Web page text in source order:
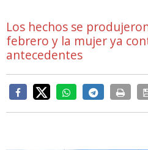
Los hechos se
febrero y la mujer ya
antecedentes